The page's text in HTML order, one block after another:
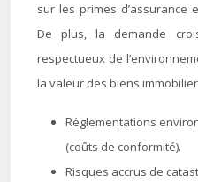
sur les primes d’assurance
De plus, la demande
respectueux de
la valeur des biens
Réglementations
(coûts de conformité).
Risques accrus de